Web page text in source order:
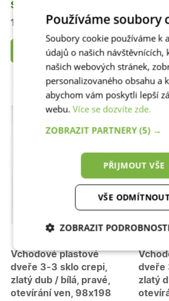
Skladem
15 790 Kč
Detail
15
Vchodové plastové
dveře 3-3 sklo crepi,
zlatý dub / bílá, pravé,
otevírání ven, 98x198
dveře
zlatý
Používáme soubory
Soubory cookie používáme k
údajů o našich návštěvnících,
našich webových stránek,
personalizovaného obsahu a
abychom vám poskytli lepší
webu.Více se dozvíte zde.
ZOBRAZIT PARTNERY(5) →
PŘIJMOUT VŠE
VŠE
ZOBRAZIT
Nezbytně nutné
cookies